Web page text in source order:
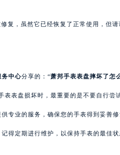
，虽然它已经恢复了正常使用，但请
务中心分享的：“萧邦手表表盘摔坏了怎
表表盘损坏时，最重要的是不要自行尝
专业的服务，确保您的手表得到妥善
得定期进行维护，以保持手表的最佳状